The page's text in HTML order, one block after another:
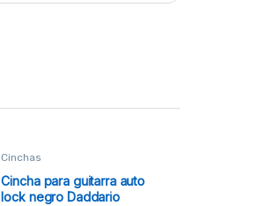
Cinchas
Cincha para guitarra auto
lock negro Daddario